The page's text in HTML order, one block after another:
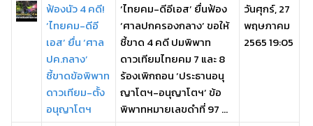
ฟ้องนัว 4 คดี!
‘ไทยคม-ดีอี
เอส’ ยื่น ‘ศาล
ปค.กลาง’
ชี้ขาดข้อพิพาท
ดาวเทียม-ตั้ง
อนุญาโตฯ
‘ไทยคม-ดีอีเอส’ ยื่นฟ้อง
‘ศาลปกครองกลาง’ ขอให้
ชี้ขาด 4 คดี ปมพิพาท
ดาวเทียมไทยคม 7 และ 8
ร้องเพิกถอน ‘ประธานอนุ
ญาโตฯ-อนุญาโตฯ’ ข้อ
พิพาทหมายเลขดำที่ 97 ...
วันศุกร์, 27
พฤษภาคม
2565 19:05